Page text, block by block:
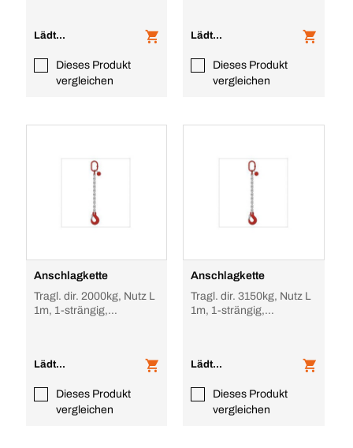
Lädt...
Dieses Produkt
vergleichen
Lädt...
Dieses Produkt
vergleichen
Anschlagkette
Tragl. dir. 2000kg, Nutz L
1m, 1-strängig,
Lädt...
Dieses Produkt
vergleichen
Anschlagkette
Tragl. dir. 3150kg, Nutz L
1m, 1-strängig,
Lädt...
Dieses Produkt
vergleichen